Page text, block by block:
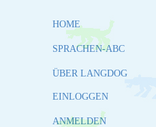
HOME
SPRACHEN-ABC
ÜBER LANGDOG
EINLOGGEN
ANMELDEN